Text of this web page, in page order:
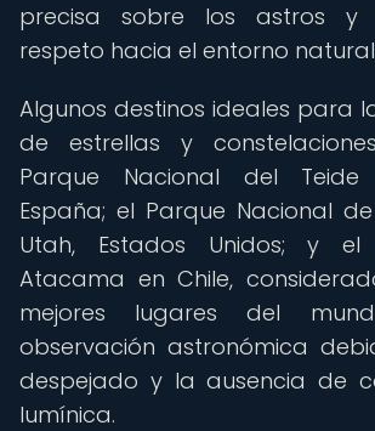
precisa sobre los astros y
respeto hacia el entorno
Algunos destinos ideales para
de estrellas y
Parque Nacional del Teide
España; el Parque Nacional
Utah, Estados Unidos; y el
Atacama en Chile,
mejores lugares del
observación astronómica
despejado y la ausencia de
lumínica.